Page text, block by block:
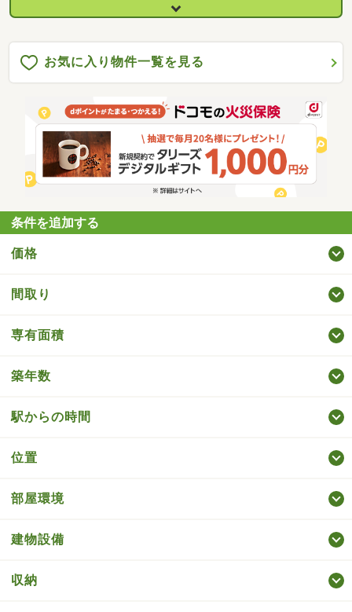
お気に入り物件一覧を見る
条件を追加する
価格
間取り
専有面積
築年数
駅からの時間
位置
部屋環境
建物設備
収納